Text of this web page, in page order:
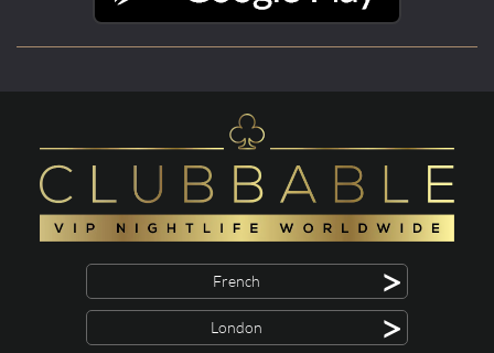
French >
London >